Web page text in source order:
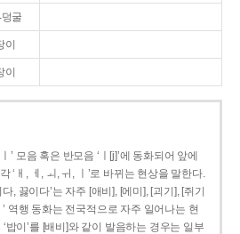
굴
이
이
’ 모음 혹은 반모음 ‘ㅣ[j]’에 동화되어 앞에
‘ㅐ, ㅔ, ㅚ, ㅟ, ㅣ’로 바뀌는 현상을 말한다.
, 끓이다’는 자주 [애비], [에미], [괴기], [쥐기
역행 동화는 전국적으로 자주 일어나는 현
밥이’를 [배비]와 같이 발음하는 경우는 일부